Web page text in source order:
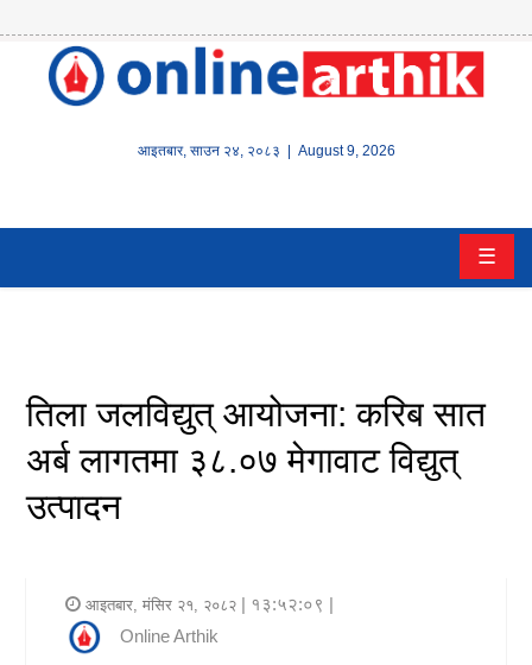
आइतबार, साउन २४, २०८३ | August 9, 2026
होम
पूँजीबजार
अटो
कला
राजनीति
☰
तिला जलविद्युत् आयोजना: करिब सात
अर्ब लागतमा ३८.०७ मेगावाट विद्युत्
उत्पादन
आइतबार, मंसिर २१, २०८२ | १३:५२:०९ |
Online Arthik